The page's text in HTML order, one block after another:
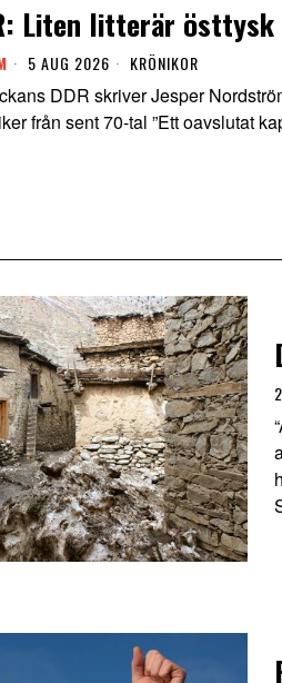
Liten litterär
5 AUG 2026 KRÖNIKOR
DDR skriver Jesper
från sent 70-tal ”Ett oavslutat